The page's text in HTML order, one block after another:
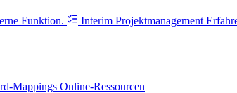
Funktion. Interim Projektmanagement
Mappings Online-Ressourcen